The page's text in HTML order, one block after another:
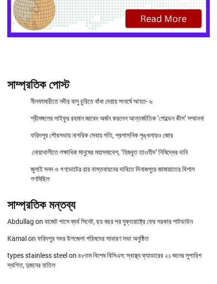
সাম্প্রতিক পোস্ট
নীলফামারীতে নদীর বালু চুরিতে বাঁধা দেয়ায় সংঘর্ষে আহত- ৬
শ্রীমঙ্গলের সাইফুর রহমান জাবেদ অর্জন করলেন আন্তর্জাতিক ‘গোল্ডেন কীস’ সম্মাননা
ফরিদপুর পৌরসভায় নাগরিক সেবায় গতি, প্রশাসনিক শৃঙ্খলায়ও জোর
নোয়াখালীতে লক্ষাধিক মানুষের মহাসমাবেশ, ‘হিজবুত তাওহীদ’ নিষিদ্ধের দাবি
জুলাই সনদ ও গণভোটের রায় বাস্তবায়নের দাবিতে দিনাজপুরে জামায়াতের বিশাল
গণমিছিল
সাম্প্রতিক মন্তব্য
Abdullag on বাজেট পাসে ব্যর্থ সিনেট, ছয় বছর পর যুক্তরাষ্ট্রে ফের সরকার শাটডাউন
Kamal on ফরিদপুর সদর উপজেলা পরিষদের সাধারণ সভা অনুষ্ঠিত
types stainless steel on ৪৮তম বিশেষ বিসিএস: স্বাস্থ্য ক্যাডারের ২১ জনের সুপারিশ
স্থগিত, দুজনের বাতিল